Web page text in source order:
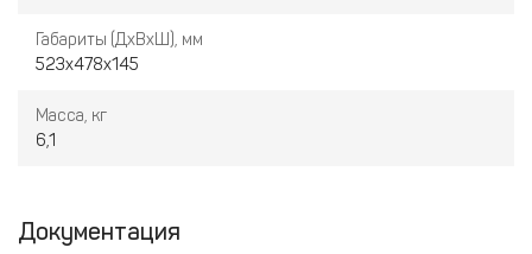
Габариты (ДхВхШ), мм
523х478х145
Масса, кг
6,1
Документация